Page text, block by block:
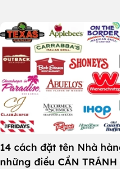
14 cách đặt tên Nhà
những điều CẦN